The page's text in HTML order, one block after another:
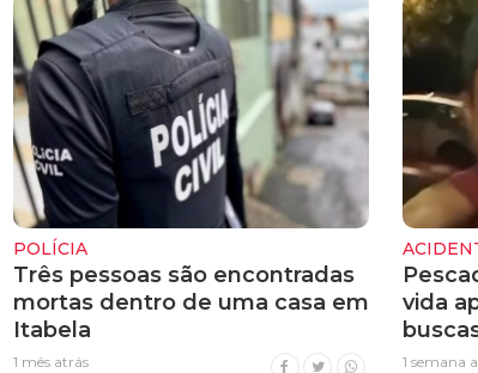
POLÍCIA
Três pessoas são encontradas
mortas dentro de uma casa em
Itabela
1 mês atrás
vida
1 semana